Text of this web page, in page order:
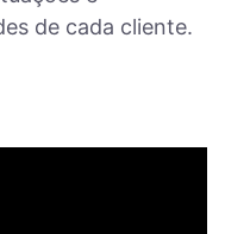
de cada cliente.